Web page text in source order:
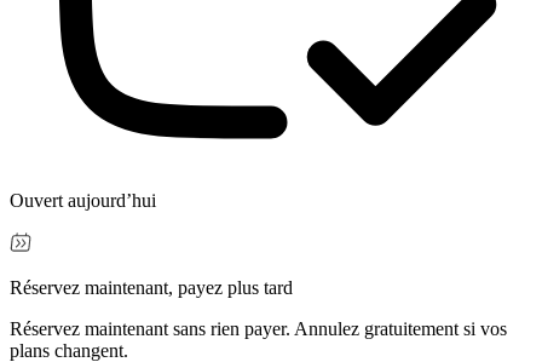
Ouvert aujourd’hui
Réservez maintenant, payez plus tard
Réservez maintenant sans rien payer. Annulez gratuitement si vos
plans changent.